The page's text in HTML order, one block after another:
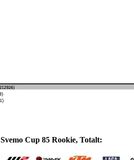
Svemo Cup 85 Rookie, Totalt: